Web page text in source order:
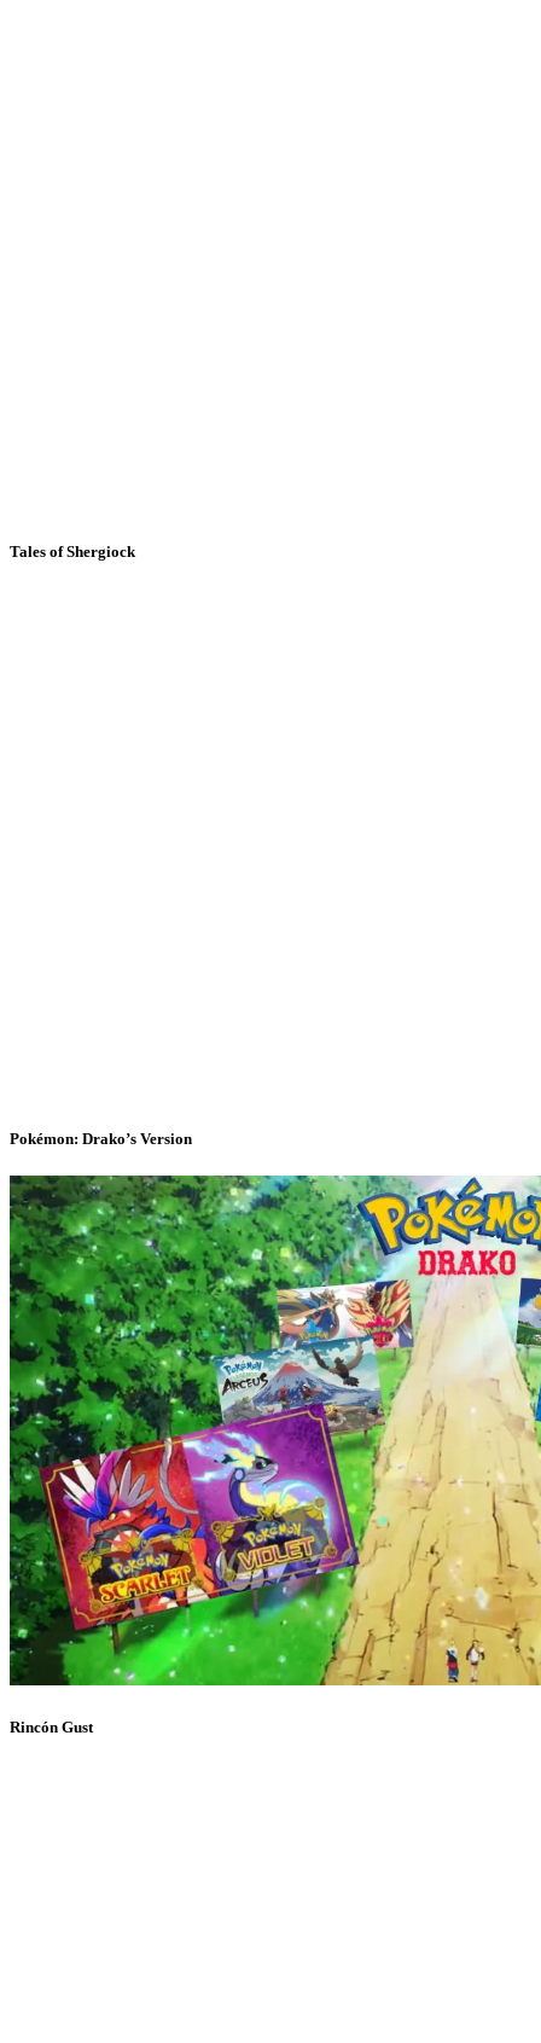
Tales of Shergiock
Pokémon: Drako’s Version
Rincón Gust